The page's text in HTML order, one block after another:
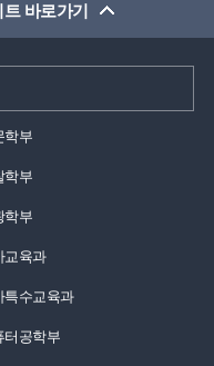
바로가기
학부
학부
학부
교육과
특수교육과
터공학부